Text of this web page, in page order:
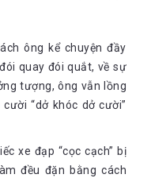
ông kể chuyện đầy
quay đói quắt, về sự
tượng, ông vẫn lồng
“dở khóc dở cười”
xe đạp “cọc cạch” bị
đều đặn bằng cách